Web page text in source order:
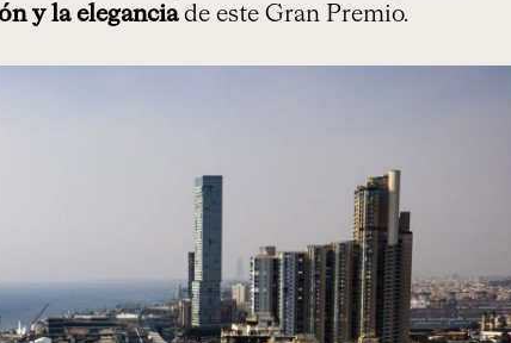
y la eleganciade este Gran Premio.